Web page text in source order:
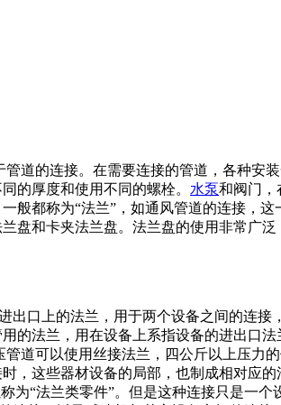
道的连接。在需要连接的管道，各种安
的厚度和使用不同的螺栓。 水泵和阀门，
都称为“法兰”，如通风管道的连接，
和卡夹法兰盘。法兰盘的使用非常广泛
口上的法兰，用于两个设备之间的连
的法兰，用在设备上系指设备的进出口
道可以使用丝接法兰，四公斤以上压力
，这些器材设备的局部，也制成相对应
“法兰类零件”。但是这种连接只是一